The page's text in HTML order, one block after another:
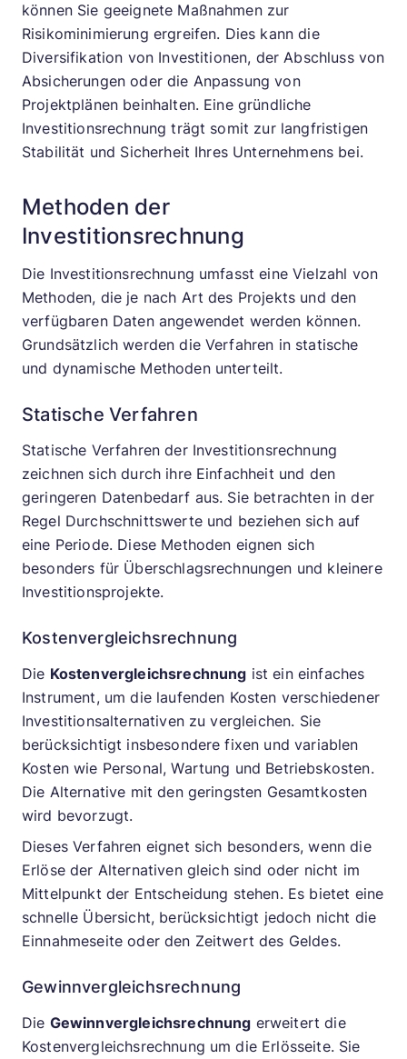
können Sie geeignete Maßnahmen zur
Risikominimierung ergreifen. Dies kann die
Diversifikation von Investitionen, der Abschluss von
Absicherungen oder die Anpassung von
Projektplänen beinhalten. Eine gründliche
Investitionsrechnung trägt somit zur langfristigen
Stabilität und Sicherheit Ihres Unternehmens bei.
Methoden der
Investitionsrechnung
Die Investitionsrechnung umfasst eine Vielzahl von
Methoden, die je nach Art des Projekts und den
verfügbaren Daten angewendet werden können.
Grundsätzlich werden die Verfahren in statische
und dynamische Methoden unterteilt.
Statische Verfahren
Statische Verfahren der Investitionsrechnung
zeichnen sich durch ihre Einfachheit und den
geringeren Datenbedarf aus. Sie betrachten in der
Regel Durchschnittswerte und beziehen sich auf
eine Periode. Diese Methoden eignen sich
besonders für Überschlagsrechnungen und kleinere
Investitionsprojekte.
Kostenvergleichsrechnung
Die Kostenvergleichsrechnung ist ein einfaches
Instrument, um die laufenden Kosten verschiedener
Investitionsalternativen zu vergleichen. Sie
berücksichtigt insbesondere fixen und variablen
Kosten wie Personal, Wartung und Betriebskosten.
Die Alternative mit den geringsten Gesamtkosten
wird bevorzugt.
Dieses Verfahren eignet sich besonders, wenn die
Erlöse der Alternativen gleich sind oder nicht im
Mittelpunkt der Entscheidung stehen. Es bietet eine
schnelle Übersicht, berücksichtigt jedoch nicht die
Einnahmeseite oder den Zeitwert des Geldes.
Gewinnvergleichsrechnung
Die Gewinnvergleichsrechnung erweitert die
Kostenvergleichsrechnung um die Erlösseite. Sie